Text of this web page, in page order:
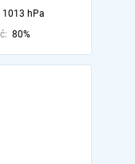
1013 hPa
80%